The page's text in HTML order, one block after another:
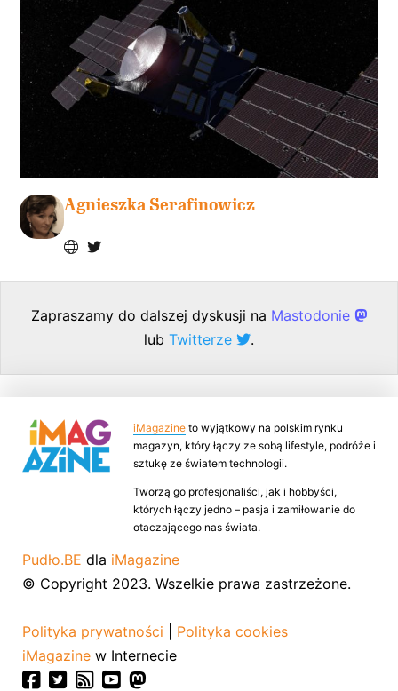
Agnieszka Serafinowicz
Zapraszamy do dalszej dyskusji na Mastodonie
lub Twitterze .
iMagazine to wyjątkowy na polskim rynku
magazyn, który łączy ze sobą lifestyle, podróże i
sztukę ze światem technologii.
Tworzą go profesjonaliści, jak i hobbyści,
których łączy jedno – pasja i zamiłowanie do
otaczającego nas świata.
Pudło.BE dla iMagazine
© Copyright 2023. Wszelkie prawa zastrzeżone.
Polityka prywatności
Polityka cookies
iMagazine w Internecie